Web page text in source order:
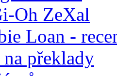
Oh ZeXal
Loan -
překlady